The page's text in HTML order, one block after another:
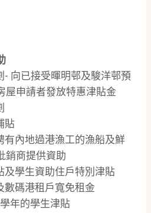
- 向已接受暉明邨及駿洋邨預
屋申請者發放特惠津貼金
貼
有內地過港漁工的漁船及鮮
銷商提供資助
及學生資助住戶特別津貼
數碼港租戶寬免租金
年的學生津貼